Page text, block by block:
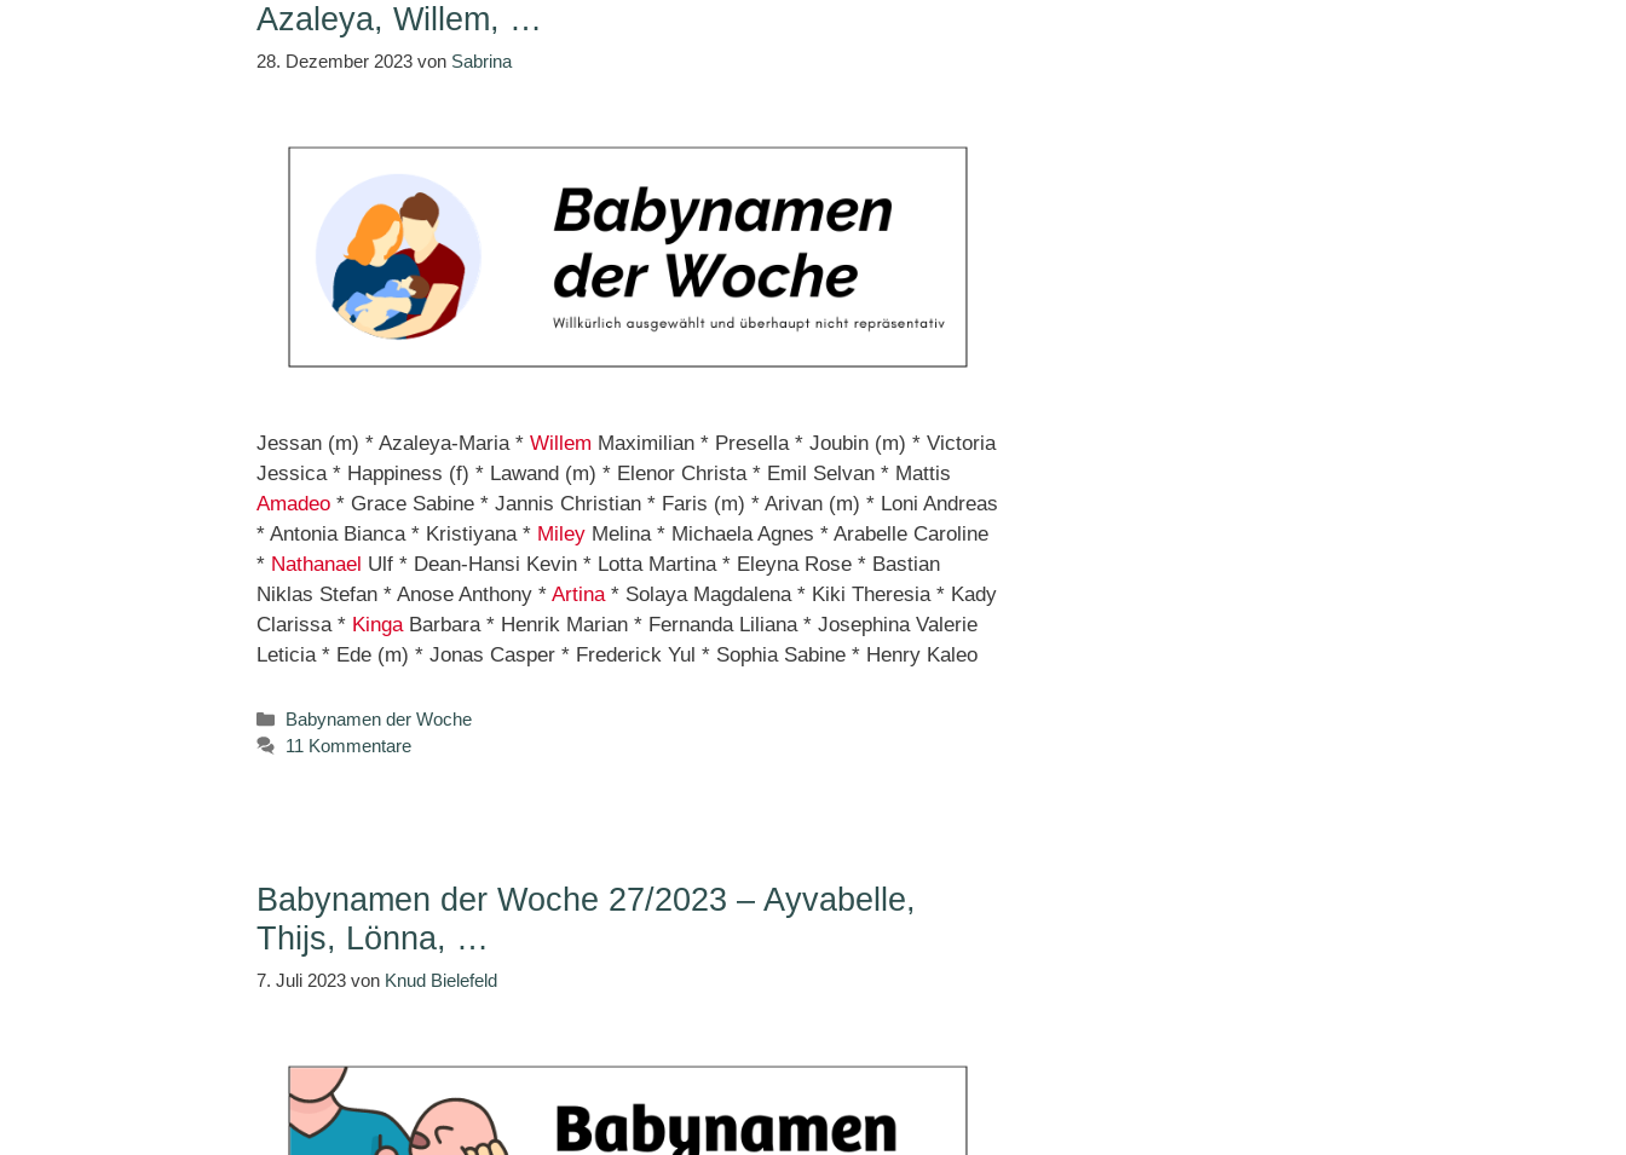
Azaleya, Willem, …
28. Dezember 2023 von Sabrina
Jessan (m) * Azaleya-Maria * Willem Maximilian * Presella * Joubin (m) * Victoria
Jessica * Happiness (f) * Lawand (m) * Elenor Christa * Emil Selvan * Mattis
Amadeo * Grace Sabine * Jannis Christian * Faris (m) * Arivan (m) * Loni Andreas
* Antonia Bianca * Kristiyana * Miley Melina * Michaela Agnes * Arabelle Caroline
* Nathanael Ulf * Dean-Hansi Kevin * Lotta Martina * Eleyna Rose * Bastian
Niklas Stefan * Anose Anthony * Artina* Solaya Magdalena * Kiki Theresia * Kady
Clarissa * KingaBarbara * Henrik Marian * Fernanda Liliana * Josephina Valerie
Leticia * Ede (m) * Jonas Casper * Frederick Yul * Sophia Sabine * Henry Kaleo
Kategorien
Babynamen der Woche
11 Kommentare
Babynamen der Woche 27/2023 – Ayvabelle,
Thijs, Lönna, …
7. Juli 2023 von Knud Bielefeld